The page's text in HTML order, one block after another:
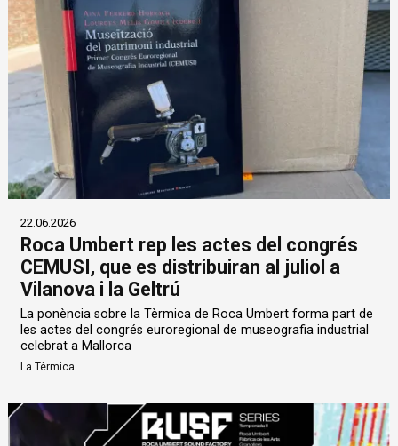
22.06.2026
Roca Umbert rep les actes del congrés
CEMUSI, que es distribuiran al juliol a
Vilanova i la Geltrú
La ponència sobre la Tèrmica de Roca Umbert forma part de
les actes del congrés euroregional de museografia industrial
celebrat a Mallorca
La Tèrmica